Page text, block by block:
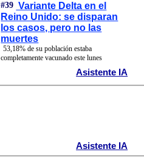
#39 Variante Delta en el
Reino Unido: se disparan
los casos, pero no las
muertes
53,18% de su población estaba
completamente vacunado este lunes
Asistente IA
Asistente IA